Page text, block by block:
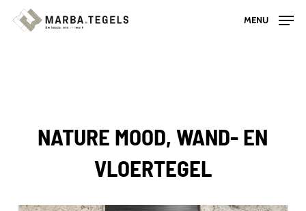
Skip
MENU
NATURE MOOD, WAND- EN
VLOERTEGEL